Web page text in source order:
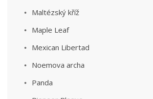
Maltézský kříž
Maple Leaf
Mexican Libertad
Noemova archa
Panda